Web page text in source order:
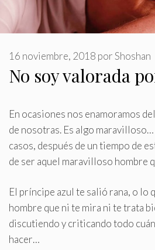
No soy valorada
16 noviembre, 2018 porShoshan
En ocasiones nos enamoramos
de nosotras. Es algo maravilloso…
casos, después de un tiempo de
de ser aquel maravilloso hombre
El príncipe azul te salió rana, o lo
hombre que ni te mira ni te trata
discutiendo y criticando todo
hacer…